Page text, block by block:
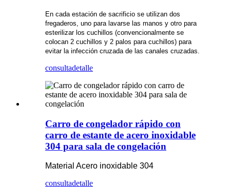
En cada estación de sacrificio se utilizan dos
fregaderos, uno para lavarse las manos y otro para
esterilizar los cuchillos (convencionalmente se
colocan 2 cuchillos y 2 palos para cuchillos) para
evitar la infección cruzada de las canales cruzadas.
consultadetalle
Carro de congelador rápido con
carro de estante de acero inoxidable
304 para sala de congelación
Material Acero inoxidable 304
consultadetalle